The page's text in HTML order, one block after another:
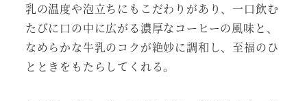
乳の温度や泡立ちにもこだわりがあり、一口飲む
たびに口の中に広がる濃厚なコーヒーの風味と、
なめらかな牛乳のコクが絶妙に調和し、至福のひ
とときをもたらしてくれる。